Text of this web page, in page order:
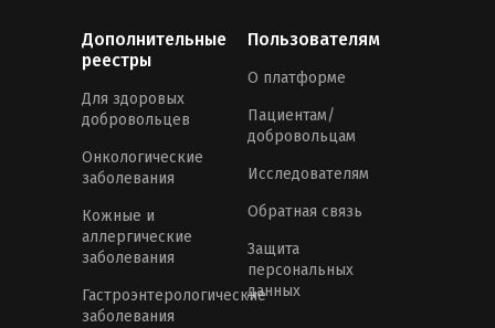
Дополнительные
реестры
Для здоровых
добровольцев
Онкологические
заболевания
Кожные и
аллергические
заболевания
Гастроэнтерологические
заболевания
Пользователям
О платформе
Пациентам/
добровольцам
Исследователям
Обратная связь
Защита
персональных
данных